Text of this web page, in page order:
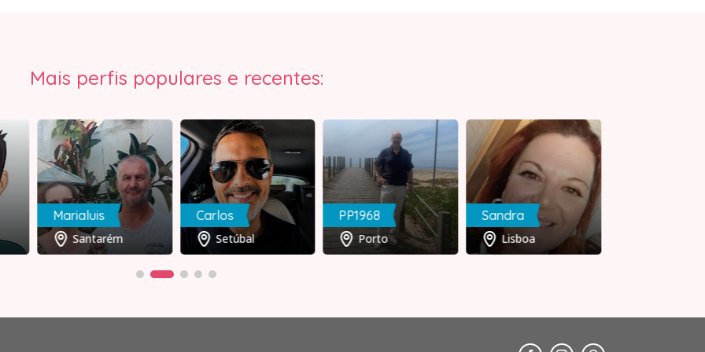
Mais perfis populares e recentes:
Marialuis
Santarém
Carlos
Setúbal
PP1968
Porto
Sandra
Lisboa